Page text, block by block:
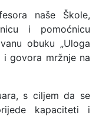
naše Škole,
i pomoćnicu
obuku „Uloga
i govora mržnje na
s ciljem da se
kapaciteti i